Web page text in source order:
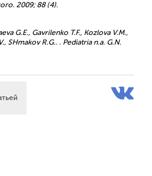
2009; 88 (4).
G.E., Gavrilenko T.F., Kozlova V.M.,
SHmakov R.G.. . Pediatria n.a. G.N.